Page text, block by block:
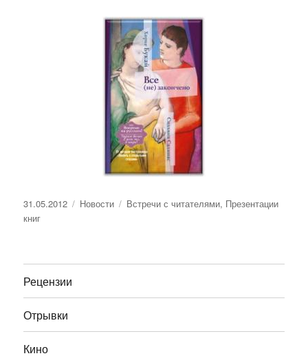
Опубликовано
31.05.2012 Рубрики
Новости Метки
Встречи с читателями, Презентации
книг
Рецензии
Отрывки
Кино